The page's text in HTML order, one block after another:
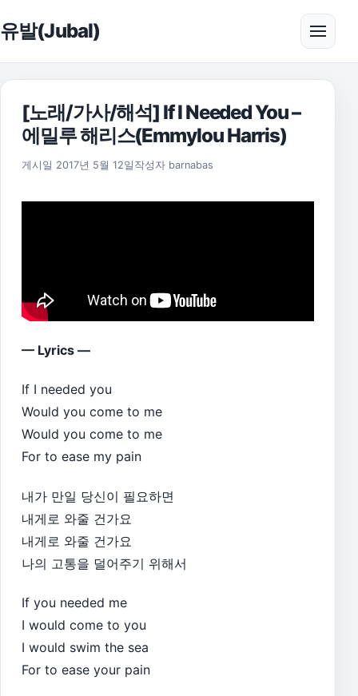
유발(Jubal) 메뉴
[노래/가사/해석] If I Needed You –
에밀루 해리스(Emmylou Harris)
게시일 2017년 5월 12일 2021년 7월 20일
작성자 barnabas
— Lyrics —
If I needed you
Would you come to me
Would you come to me
For to ease my pain
내가 만일 당신이 필요하면
내게로 와줄 건가요
내게로 와줄 건가요
나의 고통을 덜어주기 위해서
If you needed me
I would come to you
I would swim the sea
For to ease your pain